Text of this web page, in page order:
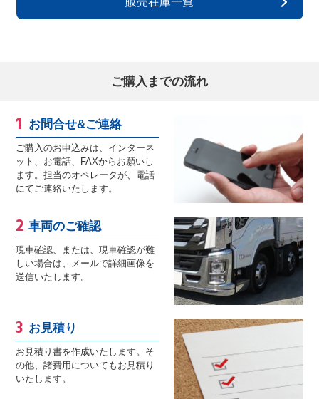
ご購入までの流れ
お問合せ&ご連絡
ご購入のお申込みは、インターネ
ット、お電話、FAXからお願いし
ます。担当のオペレータが、電話
にてご連絡いたします。
車両のご確認
現車確認、または、現車確認が難
しい場合は、メールで詳細画像を
送信いたします。
お見積り
お見積り書を作成いたします。そ
の他、諸費用についてもお見積り
いたします。